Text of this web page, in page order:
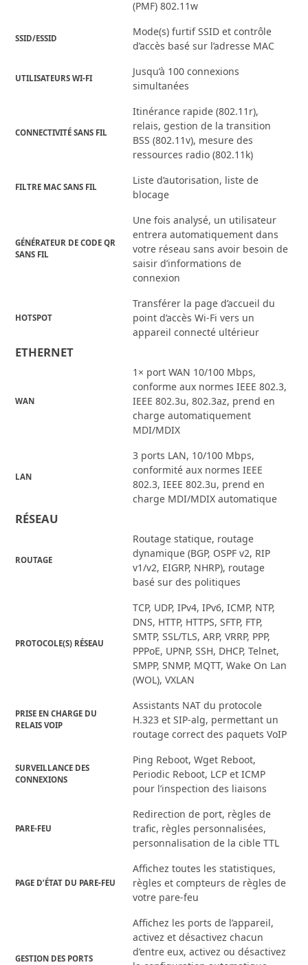
(PMF) 802.11w
SSID/ESSID
Mode(s) furtif SSID et contrôle
d’accès basé sur l’adresse MAC
UTILISATEURS WI-FI
Jusqu’à 100 connexions
simultanées
CONNECTIVITÉ SANS FIL
Itinérance rapide (802.11r),
relais, gestion de la transition
BSS (802.11v), mesure des
ressources radio (802.11k)
FILTRE MAC SANS FIL
Liste d’autorisation, liste de
blocage
GÉNÉRATEUR DE CODE QR
SANS FIL
Une fois analysé, un utilisateur
entrera automatiquement dans
votre réseau sans avoir besoin de
saisir d’informations de
connexion
HOTSPOT
Transférer la page d’accueil du
point d’accès Wi-Fi vers un
appareil connecté ultérieur
ETHERNET
WAN
1× port WAN 10/100 Mbps,
conforme aux normes IEEE 802.3,
IEEE 802.3u, 802.3az, prend en
charge automatiquement
MDI/MDIX
LAN
3 ports LAN, 10/100 Mbps,
conformité aux normes IEEE
802.3, IEEE 802.3u, prend en
charge MDI/MDIX automatique
RÉSEAU
ROUTAGE
Routage statique, routage
dynamique (BGP, OSPF v2, RIP
v1/v2, EIGRP, NHRP), routage
basé sur des politiques
PROTOCOLE(S) RÉSEAU
TCP, UDP, IPv4, IPv6, ICMP, NTP,
DNS, HTTP, HTTPS, SFTP, FTP,
SMTP, SSL/TLS, ARP, VRRP, PPP,
PPPoE, UPNP, SSH, DHCP, Telnet,
SMPP, SNMP, MQTT, Wake On Lan
(WOL), VXLAN
PRISE EN CHARGE DU
RELAIS VOIP
Assistants NAT du protocole
H.323 et SIP-alg, permettant un
routage correct des paquets VoIP
SURVEILLANCE DES
CONNEXIONS
Ping Reboot, Wget Reboot,
Periodic Reboot, LCP et ICMP
pour l’inspection des liaisons
PARE-FEU
Redirection de port, règles de
trafic, règles personnalisées,
personnalisation de la cible TTL
PAGE D’ÉTAT DU PARE-FEU
Affichez toutes les statistiques,
règles et compteurs de règles de
votre pare-feu
GESTION DES PORTS
Affichez les ports de l’appareil,
activez et désactivez chacun
d’entre eux, activez ou désactivez